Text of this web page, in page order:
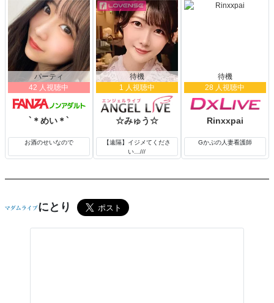
パーティ
42 人視聴中
`＊めい＊`
お酒のせいなので
待機
1 人視聴中
☆みゅう☆
【遠隔】イジメてくださ
い…///
待機
28 人視聴中
Rinxxpai
Gかぷの人妻看護師
にとり